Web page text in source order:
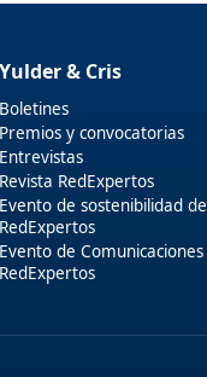
Yulder & Cris
Boletines
Premios y convocatorias
Entrevistas
Revista RedExpertos
Evento de sostenibilidad de
RedExpertos
Evento de Comunicaciones
RedExpertos